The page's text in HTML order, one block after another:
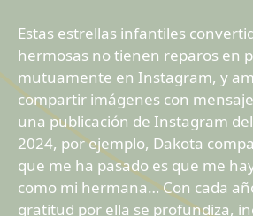
Estas estrellas infantiles
hermosas no tienen reparos en
mutuamente en Instagram, y
compartir imágenes con
una publicación de Instagram
2024, por ejemplo, Dakota
que me ha pasado es que me
como mi hermana… Con cada
gratitud por ella se profundiza,